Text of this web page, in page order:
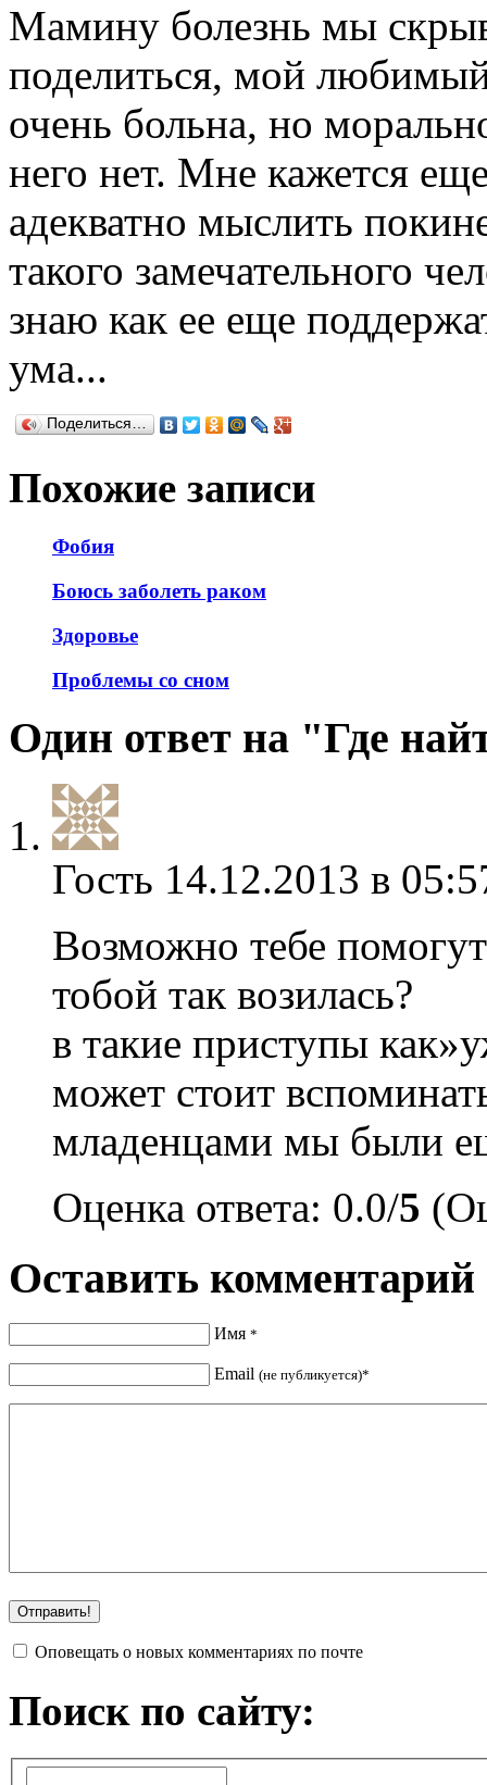
Мамину болезнь мы
поделиться, мой
очень больна, но
него нет. Мне кажется
адекватно мыслить
такого замечательного
знаю как ее еще
ума...
Поделиться…
Похожие записи
Фобия
Боюсь заболеть раком
Здоровье
Проблемы со сном
Один ответ на "Где
Гость 14.12.2013 в
Возможно тебе
тобой так возилась?
в такие приступы
может стоит
младенцами мы были
Оценка ответа: 0.0/5
Оставить комментарий
Имя *
Email (не публикуется)*
Оповещать о новых комментариях по почте
Поиск по сайту: